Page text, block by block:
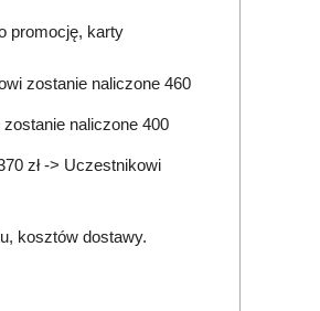
promocję, karty
zostanie naliczone 460
zostanie naliczone 400
zł -> Uczestnikowi
kosztów dostawy.